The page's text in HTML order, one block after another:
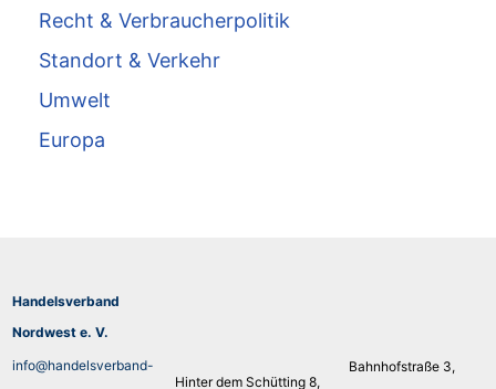
Recht & Verbraucherpolitik
Standort & Verkehr
Umwelt
Europa
Handelsverband
Nordwest e. V.
info@handelsverband-
Hinter dem Schütting 8,
Bahnhofstraße 3,